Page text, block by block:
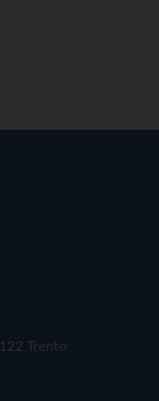
Trento